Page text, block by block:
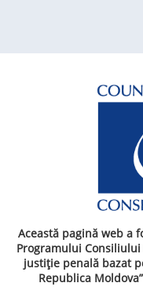
Această pagină web a
Programului
justiție penală bazat
Republica